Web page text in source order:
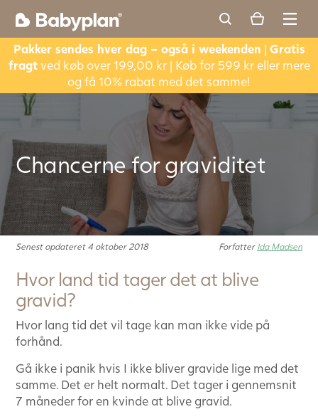
Pakker sendes hver dag – også i weekenden | Gratis
fragtved køb over 199,00 kr | Køb for 599 kr eller mere
og få 10% rabat med det samme!
Chancerne for graviditet
Senest opdateret 4 oktober 2018 Forfatter Ida Madsen
Hvor land tid tager det at blive
gravid?
Hvor lang tid det vil tage kan man ikke vide på
forhånd.
Gå ikke i panik hvis I ikke bliver gravide lige med det
samme. Det er helt normalt. Det tager i gennemsnit
7 måneder for en kvinde at blive gravid.